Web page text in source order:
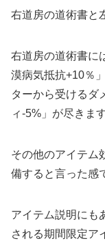
右道房の道術書と
右道房の道術書に
漠病気抵抗+10％
ターから受けるダ
ィ-5%」が尽きます
その他のアイテム
備すると言った感
アイテム説明にも
される期間限定ア